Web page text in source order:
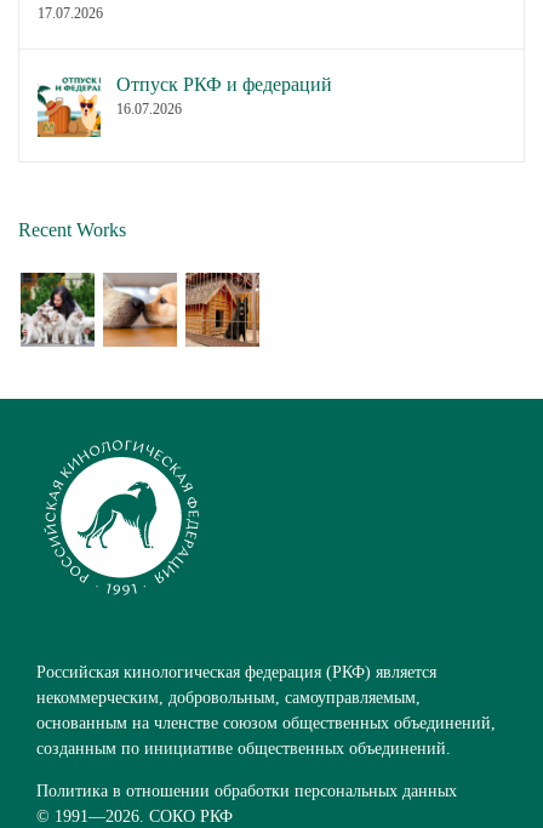
17.07.2026
Отпуск РКФ и федераций
16.07.2026
Recent Works
Российская кинологическая федерация (РКФ) является
некоммерческим, добровольным, самоуправляемым,
основанным на членстве союзом общественных объединений,
созданным по инициативе общественных объединений.
Политика в отношении обработки персональных данных
© 1991—2026. СОКО РКФ